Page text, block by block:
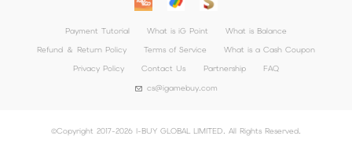
Payment Tutorial What is iG Point
What is Balance
Refund ＆ Return Policy
Terms of Service
What is a Cash Coupon
Privacy Policy
Contact Us Partnership
FAQ
cs@igamebuy.com
©Copyright 2017-2026 I-BUY GLOBAL LIMITED. All Rights Reserved.